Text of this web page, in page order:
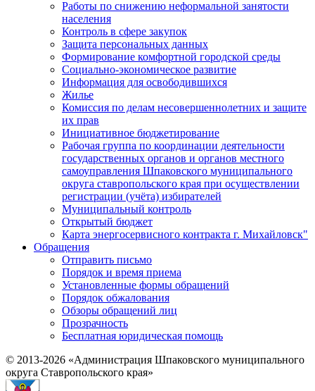
Работы по снижению неформальной занятости
населения
Контроль в сфере закупок
Защита персональных данных
Формирование комфортной городской среды
Социально-экономическое развитие
Информация для освободившихся
Жилье
Комиссия по делам несовершеннолетних и защите
их прав
Инициативное бюджетирование
Рабочая группа по координации деятельности
государственных органов и органов местного
самоуправления Шпаковского муниципального
округа ставропольского края при осуществлении
регистрации (учёта) избирателей
Муниципальный контроль
Открытый бюджет
Карта энергосервисного контракта г. Михайловск"
Обращения
Отправить письмо
Порядок и время приема
Установленные формы обращений
Порядок обжалования
Обзоры обращений лиц
Прозрачность
Бесплатная юридическая помощь
© 2013-2026 «Администрация Шпаковского муниципального
округа Ставропольского края»